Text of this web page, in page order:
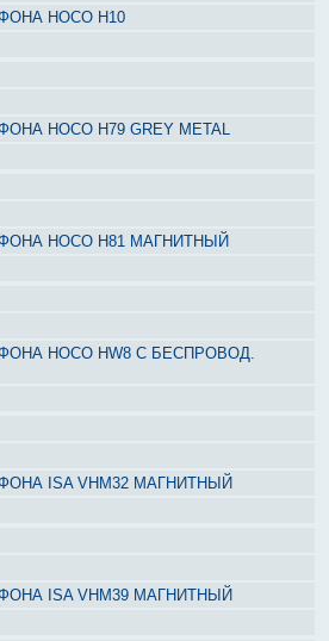
HOCO H10
HOCO H79 GREY METAL
HOCO H81 МАГНИТНЫЙ
HOCO HW8 С БЕСПРОВОД.
ISA VHM32 МАГНИТНЫЙ
ISA VHM39 МАГНИТНЫЙ